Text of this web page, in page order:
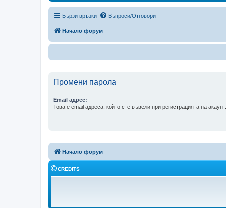
Бързи връзки Въпроси/Отговори
Начало форум
Промени парола
Email адрес:
Това е email адреса, който сте въвели при регистрацията на акаунт.
Начало форум
CREDITS